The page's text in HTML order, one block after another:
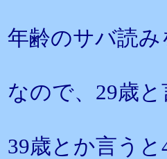
年齢のサバ読
なので、29歳
39歳とか言う